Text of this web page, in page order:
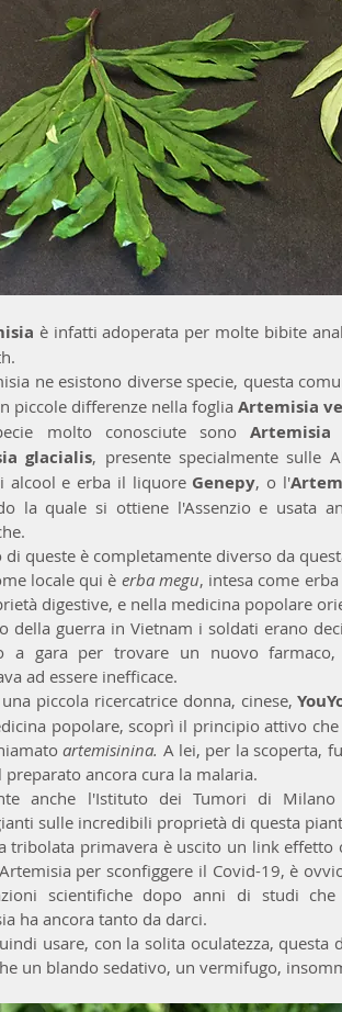
è infatti adoperata per molte bibite
ne esistono diverse specie, questa
piccole differenze nella foglia Artemisia
molto conosciute sono
glacialis, presente specialmente sulle
alcool e erba il liquore Genepy, o l'
la quale si ottiene l'Assenzio e usata
di queste è completamente diverso da
locale qui è erba megu, intesa come
digestive, e nella medicina popolare
della guerra in Vietnam i soldati erano
a gara per trovare un nuovo
ad essere inefficace.
piccola ricercatrice donna, cinese,
popolare, scoprì il principio attivo
artemisinina. A lei, per la scoperta,
preparato ancora cura la malaria.
anche l'Istituto dei Tumori di
sulle incredibili proprietà di questa
tribolata primavera è uscito un link effetto
per sconfiggere il Covid-19, è
scientifiche dopo anni di studi
ha ancora tanto da darci.
usare, con la solita oculatezza,
un blando sedativo, un vermifugo,